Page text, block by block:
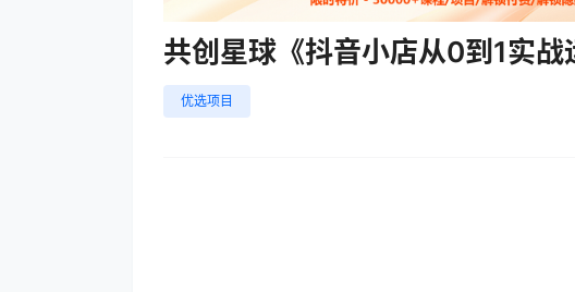
共创星球《抖音小店从0到1实战
优选项目